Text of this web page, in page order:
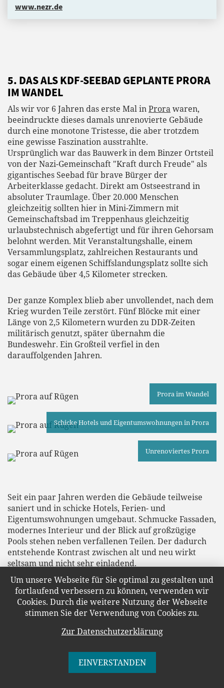
www.nezr.de
5. DAS ALS KDF-SEEBAD GEPLANTE PRORA
IM WANDEL
Als wir vor 6 Jahren das erste Mal inProrawaren,
beeindruckte dieses damals unrenovierte Gebäude
durch eine monotone Tristesse, die aber trotzdem
eine gewisse Faszination ausstrahlte.
Ursprünglich war das Bauwerk in dem Binzer Ortsteil
von der Nazi-Gemeinschaft "Kraft durch Freude" als
gigantisches Seebad für brave Bürger der
Arbeiterklasse gedacht. Direkt am Ostseestrand in
absoluter Traumlage. Über 20.000 Menschen
gleichzeitig sollten hier in Mini-Zimmern mit
Gemeinschaftsbad im Treppenhaus gleichzeitig
urlaubstechnisch abgefertigt und für ihren Gehorsam
belohnt werden. Mit Veranstaltungshalle, einem
Versammlungsplatz, zahlreichen Restaurants und
sogar einem eigenen Schiffslandungsplatz sollte sich
das Gebäude über 4,5 Kilometer strecken.
Der ganze Komplex blieb aber unvollendet, nach dem
Krieg wurden Teile zerstört. Fünf Blöcke mit einer
Länge von 2,5 Kilometern wurden zu DDR-Zeiten
militärisch genutzt, später übernahm die
Bundeswehr. Ein Großteil verfiel in den
darauffolgenden Jahren.
Prora im Wandel
Schicke Hotels und Eigentumswohnungen in Prora
Unrenoviertes Prora
Seit ein paar Jahren werden die Gebäude teilweise
saniert und in schicke Hotels, Ferien- und
Eigentumswohnungen umgebaut. Schmucke Fassaden,
modernes Interieur und der Blick auf großzügige
Pools stehen neben verfallenen Teilen. Der dadurch
entstehende Kontrast zwischen alt und neu wirkt
seltsam und nicht sehr einladend.
Einladend dagegen wirken die kleinen Cafés in den
renovierten Blöcken. ImStrandläuferkehren wir ein
und wärmen uns mit leckeren Heißgetränken auf.
Dokumentationszentrum Prora, das zum Glück noch
existiert. Bei dem ganzen hier herrschenden
Um unsere Webseite für Sie optimal zu gestalten und
fortlaufend verbessern zu können, verwenden wir
Cookies. Durch die weitere Nutzung der Webseite
stimmen Sie der Verwendung von Cookies zu.
Zur Datenschutzerklärung
EINVERSTANDEN